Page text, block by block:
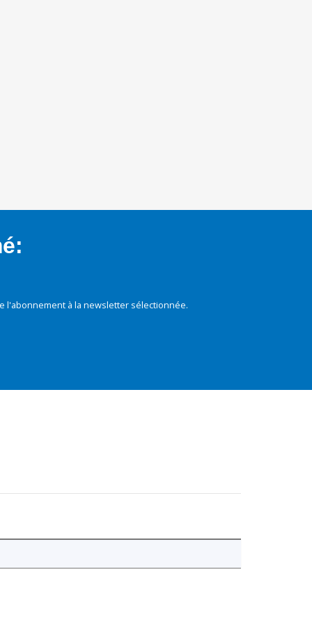
l'abonnement à la newsletter sélectionnée.